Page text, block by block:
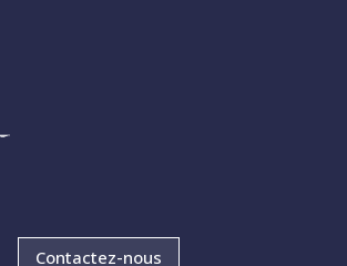
Contactez-nous